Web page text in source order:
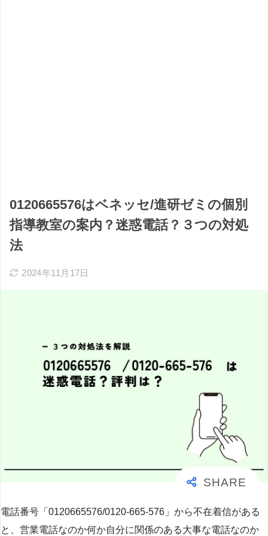
0120665576はベネッセ/進研ゼミの個別
指導教室の案内？迷惑電話？３つの対処
法
2024年11月17日
電話番号「0120665576/0120-665-576」から不在着信がある
と、営業電話なのか何か自分に関係のある大事な電話なのか